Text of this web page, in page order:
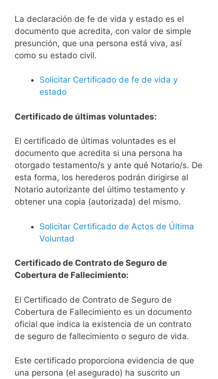
La declaración de fe de vida y estado es el
documento que acredita, con valor de simple
presunción, que una persona está viva, así
como su estado civil.
Solicitar Certificado de fe de vida y
estado
Certificado de últimas voluntades:
El certificado de últimas voluntades es el
documento que acredita si una persona ha
otorgado testamento/s y ante qué Notario/s. De
esta forma, los herederos podrán dirigirse al
Notario autorizante del último testamento y
obtener una copia (autorizada) del mismo.
Solicitar Certificado de Actos de Última
Voluntad
Certificado de Contrato de Seguro de
Cobertura de Fallecimiento:
El Certificado de Contrato de Seguro de
Cobertura de Fallecimiento es un documento
oficial que indica la existencia de un contrato
de seguro de fallecimiento o seguro de vida.
Este certificado proporciona evidencia de que
una persona (el asegurado) ha suscrito un